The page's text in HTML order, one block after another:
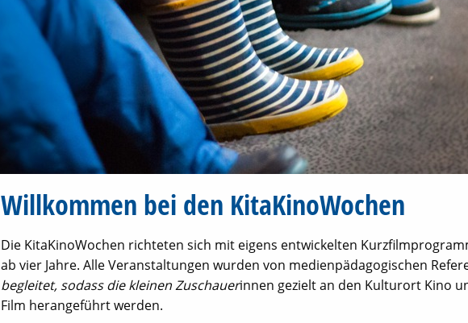
Willkommen bei den KitaKinoWochen
Die KitaKinoWochen richteten sich mit eigens entwickelten
ab vier Jahre. Alle Veranstaltungen wurden von medienpädagogischen
begleitet, sodass die kleinen Zuschauerinnen gezielt an den Kulturort Kino
Film herangeführt werden.